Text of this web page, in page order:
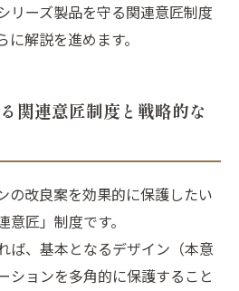
リーズ製品を守る関連意匠制度
解説を進めます。
関連意匠制度と戦略的な
の改良案を効果的に保護したい
匠」制度です。
ば、基本となるデザイン（本意
ションを多角的に保護すること